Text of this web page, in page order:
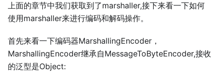
上面的章节中我们获取到了marshaller,接下来看一下如何
使用marshaller来进行编码和解码操作。
首先来看一下编码器MarshallingEncoder，
MarshallingEncoder继承自MessageToByteEncoder,接收
的泛型是Object: